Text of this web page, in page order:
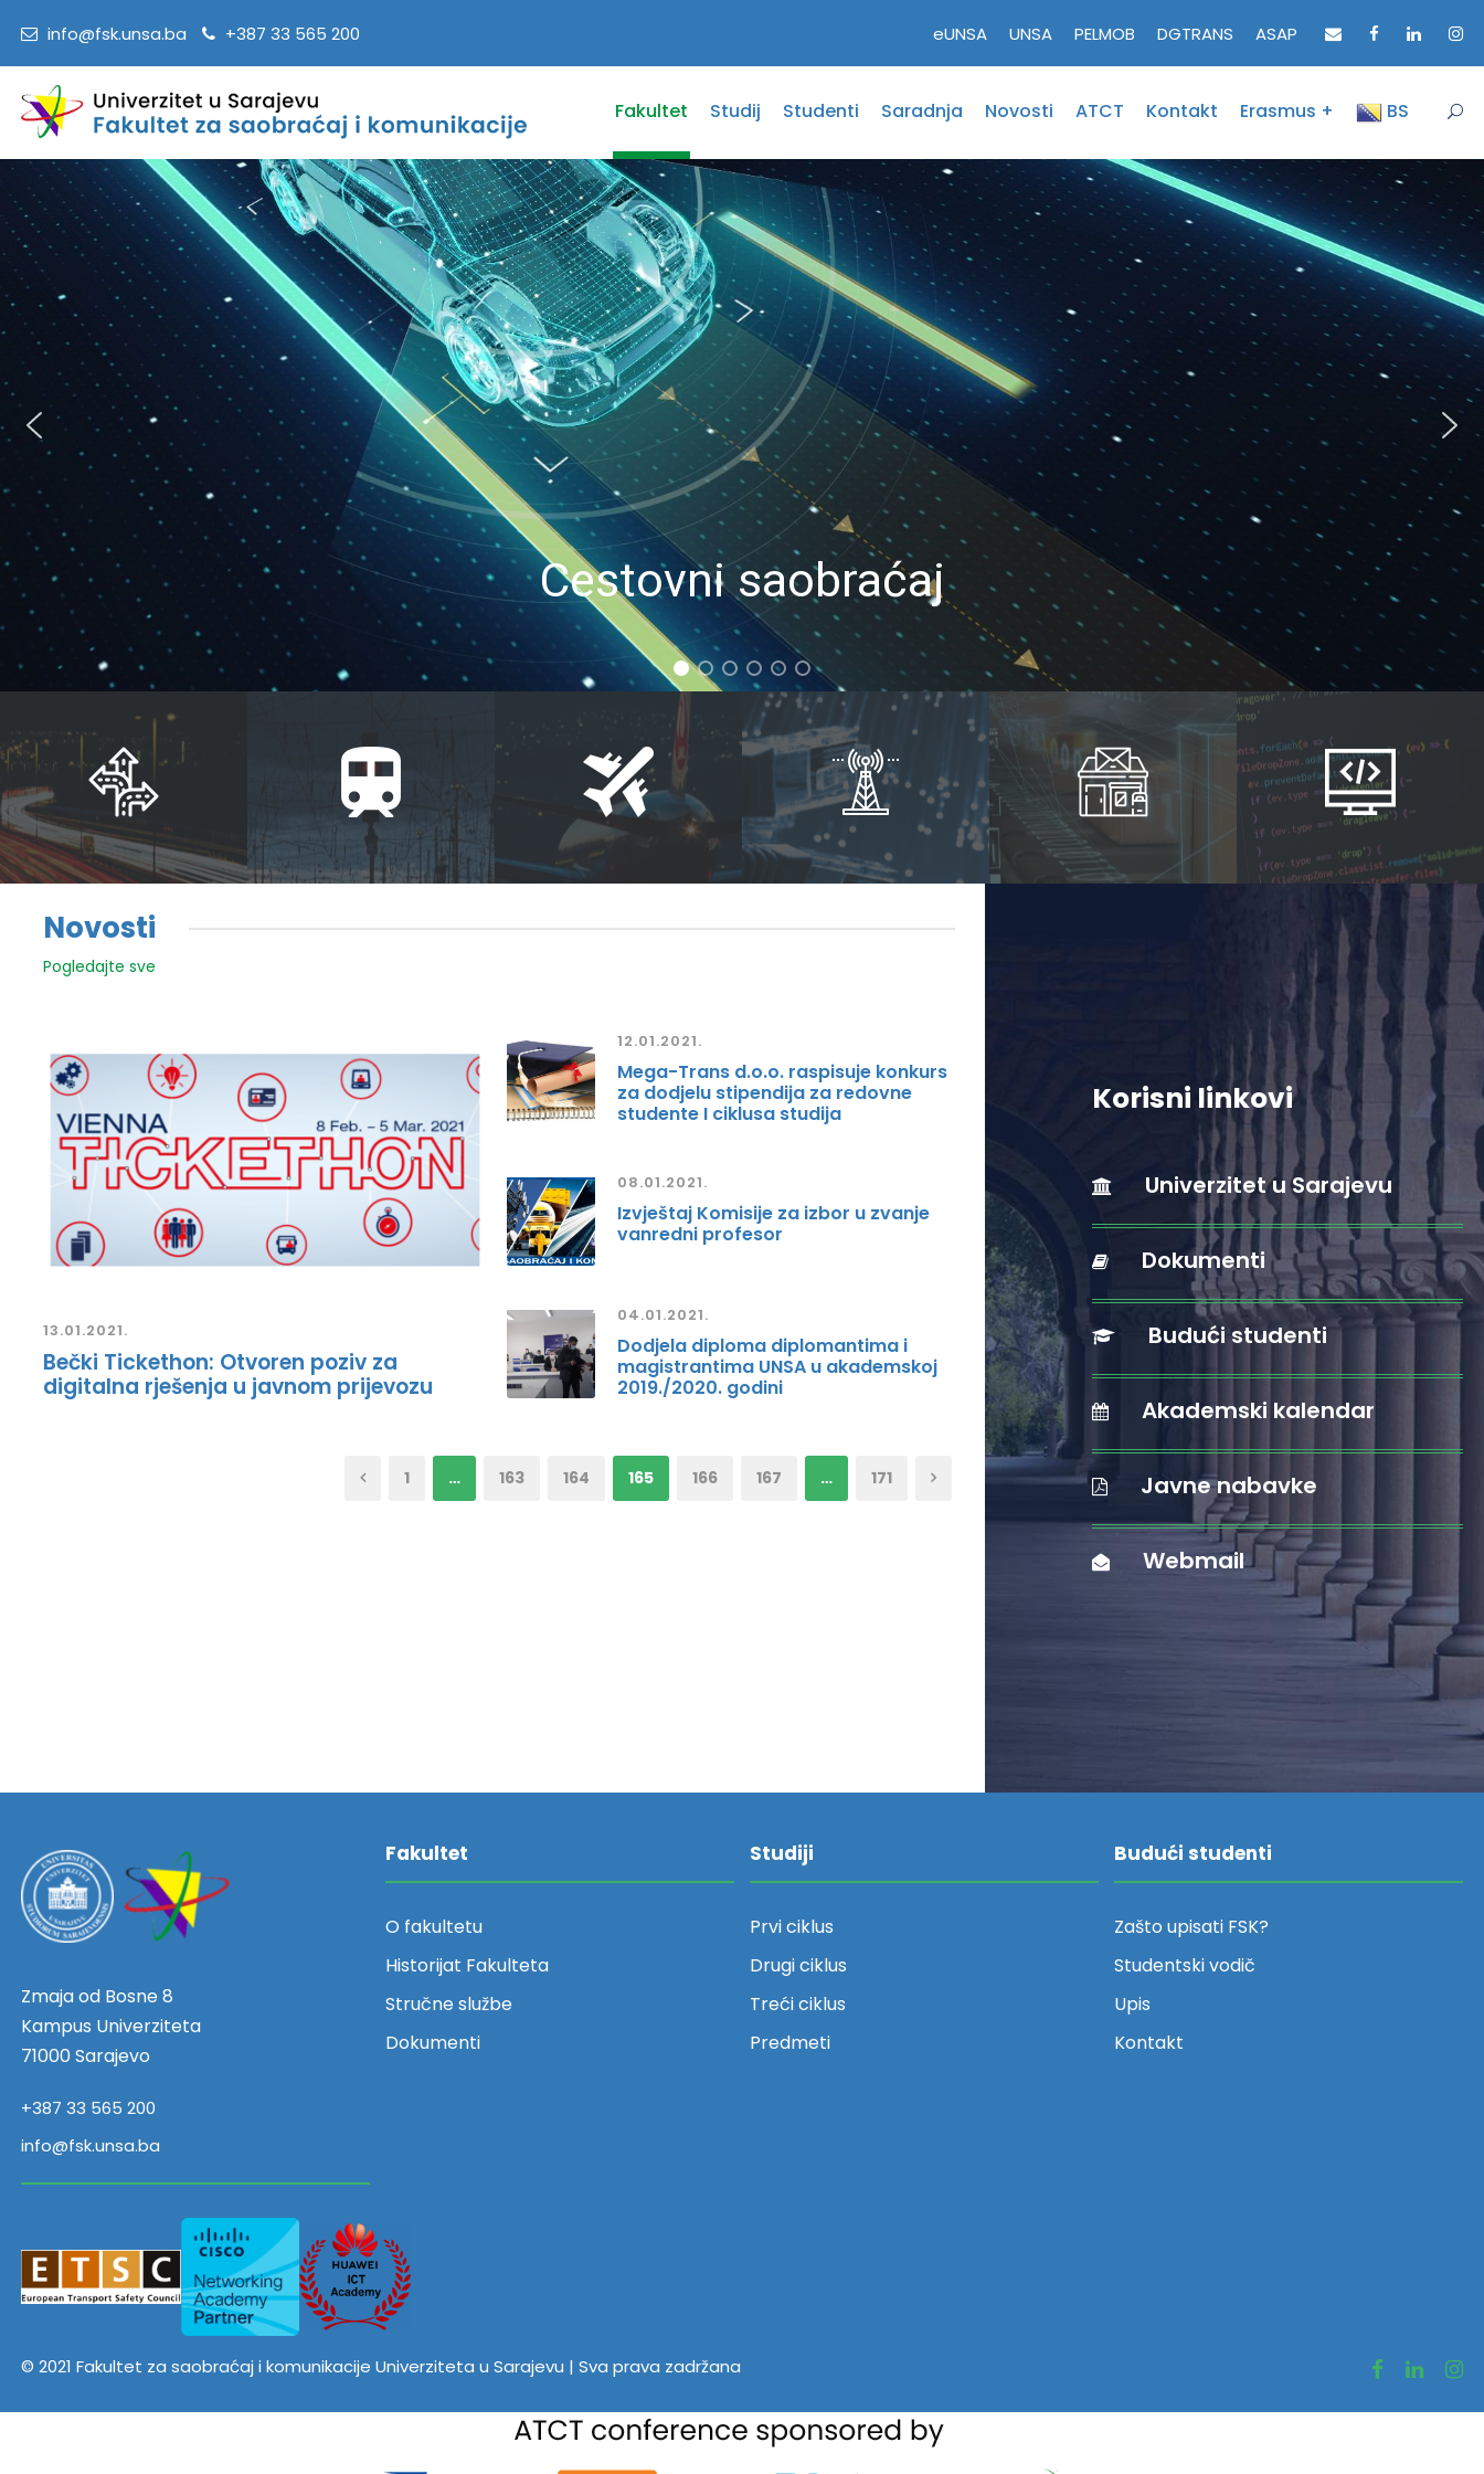
info@fsk.unsa.ba +387 33 565 200 eUNSA UNSA PELMOB DGTRANS ASAP
Fakultet Studij Studenti Saradnja Novosti ATCT Kontakt Erasmus + BS
Cestovni saobraćaj
Novosti
Pogledajte sve
13.01.2021.
Bečki Tickethon: Otvoren poziv za
digitalna rješenja u javnom prijevozu
12.01.2021.
Mega-Trans d.o.o. raspisuje konkurs
za dodjelu stipendija za redovne
studente I ciklusa studija
08.01.2021.
Izvještaj Komisije za izbor u zvanje
vanredni profesor
04.01.2021.
Dodjela diploma diplomantima i
magistrantima UNSA u akademskoj
2019./2020. godini
1 … 163 164 165 166 167 … 171
Korisni linkovi
Univerzitet u Sarajevu
Dokumenti
Budući studenti
Akademski kalendar
Javne nabavke
Webmail
Zmaja od Bosne 8
Kampus Univerziteta
71000 Sarajevo
+387 33 565 200
info@fsk.unsa.ba
Fakultet
O fakultetu
Historijat Fakulteta
Stručne službe
Dokumenti
Studiji
Prvi ciklus
Drugi ciklus
Treći ciklus
Predmeti
Budući studenti
Zašto upisati FSK?
Studentski vodič
Upis
Kontakt
© 2021 Fakultet za saobraćaj i komunikacije Univerziteta u Sarajevu | Sva prava zadržana